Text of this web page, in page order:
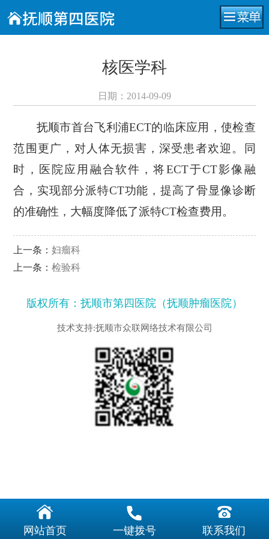
核医学科
日期：2014-09-09
抚顺市首台飞利浦ECT的临床应用，使检查
范围更广，对人体无损害，深受患者欢迎。同
时，医院应用融合软件，将ECT于CT影像融
合，实现部分派特CT功能，提高了骨显像诊断
的准确性，大幅度降低了派特CT检查费用。
上一条：妇瘤科
上一条：检验科
版权所有：抚顺市第四医院（抚顺肿瘤医院）
技术支持:抚顺市众联网络技术有限公司

网站首页

一键拨号

联系我们